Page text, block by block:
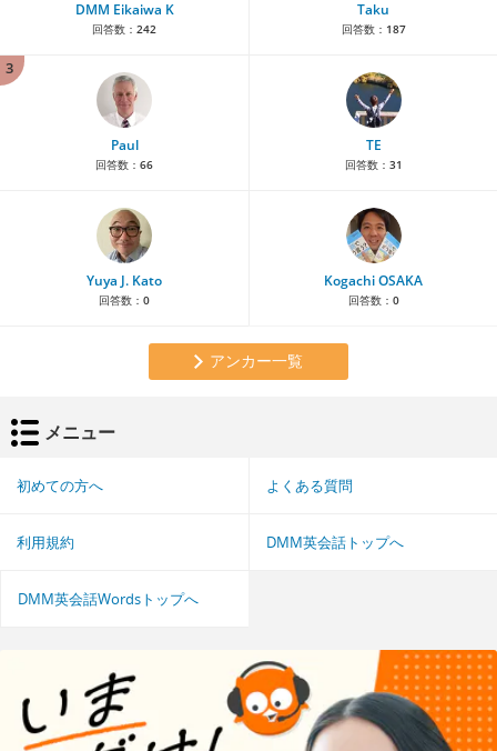
DMM Eikaiwa K
回答数： 242
Taku
回答数： 187
3
Paul
回答数： 66
TE
回答数： 31
Yuya J. Kato
回答数： 0
Kogachi OSAKA
回答数： 0
アンカー一覧
メニュー
初めての方へ よくある質問
利用規約 DMM英会話トップへ
DMM英会話Wordsトップへ